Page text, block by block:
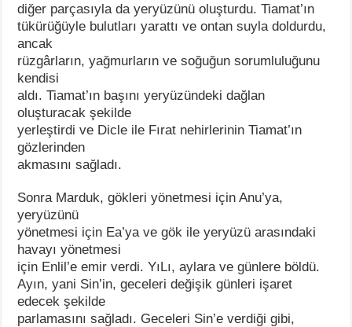
diğer parçasıyla da yeryüzünü oluşturdu. Tiamat’ın
tükürüğüyle bulutları yarattı ve ontan suyla doldurdu,
ancak
rüzgârların, yağmurların ve soğuğun sorumluluğunu
kendisi
aldı. Tiamat’ın başını yeryüzündeki dağlan
oluşturacak şekilde
yerleştirdi ve Dicle ile Fırat nehirlerinin Tiamat’ın
gözlerinden
akmasını sağladı.
Sonra Marduk, gökleri yönetmesi için Anu’ya,
yeryüzünü
yönetmesi için Ea’ya ve gök ile yeryüzü arasındaki
havayı yönetmesi
için Enlil’e emir verdi. YıLı, aylara ve günlere böldü.
Ayın, yani Sin’in, geceleri değişik günleri işaret
edecek şekilde
parlamasını sağladı. Geceleri Sin’e verdiği gibi,